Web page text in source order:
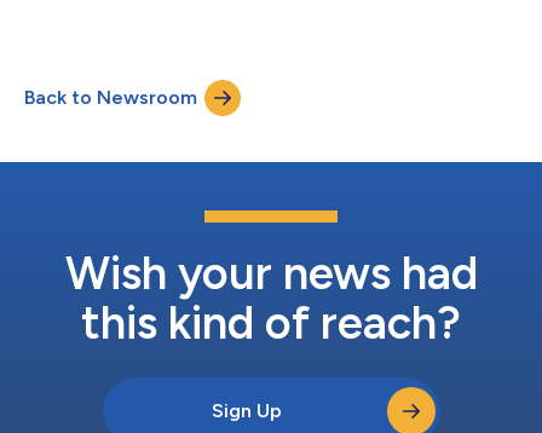
originale del presente annuncio, redatto nella lingua di partenza,
è la versione ufficiale che fa fede. Le traduzioni sono offerte
Back to Newsroom
Wish your news had
this kind of reach?
Sign Up